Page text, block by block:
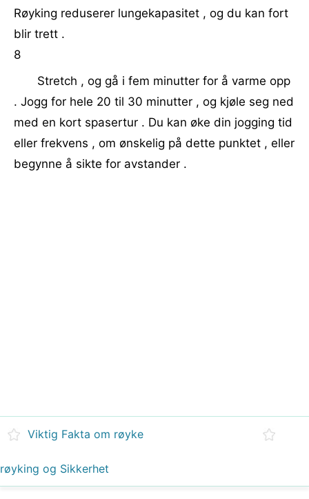
Røyking reduserer lungekapasitet , og du kan fort
blir trett .
8
Stretch , og gå i fem minutter for å varme opp
. Jogg for hele 20 til 30 minutter , og kjøle seg ned
med en kort spasertur . Du kan øke din jogging tid
eller frekvens , om ønskelig på dette punktet , eller
begynne å sikte for avstander .
Viktig Fakta om røyke
røyking og Sikkerhet